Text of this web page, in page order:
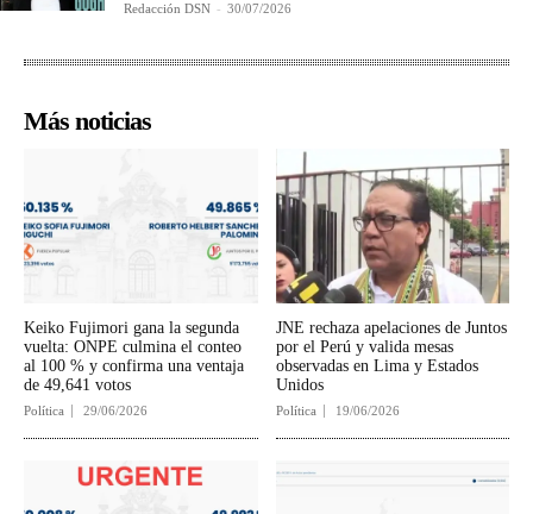
Redacción DSN - 30/07/2026
Más noticias
Keiko Fujimori gana la segunda
vuelta: ONPE culmina el conteo
al 100 % y confirma una ventaja
de 49,641 votos
Política 29/06/2026
JNE rechaza apelaciones de Juntos
por el Perú y valida mesas
observadas en Lima y Estados
Unidos
Política 19/06/2026